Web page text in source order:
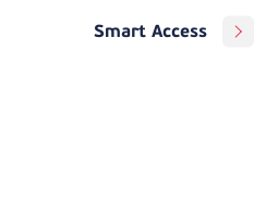
Smart Access